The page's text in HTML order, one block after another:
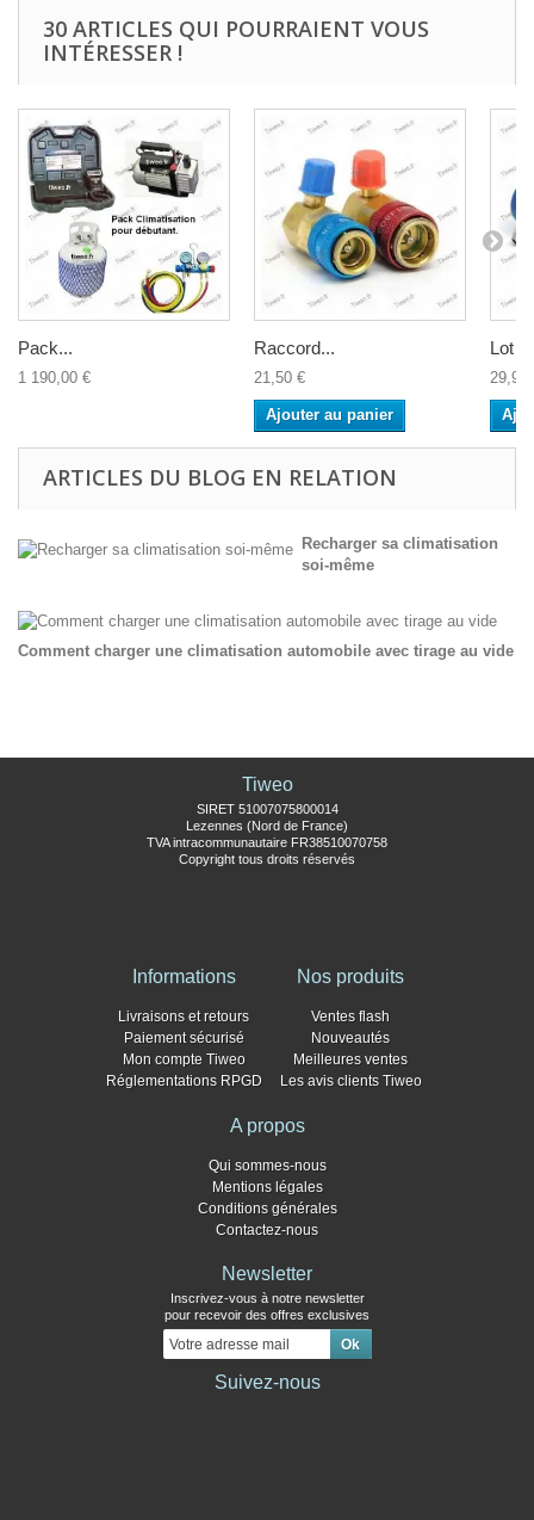
30 ARTICLES QUI POURRAIENT VOUS
INTÉRESSER !
Pack...
1 190,00 €
Raccord...
21,50 €
Ajouter au panier
Lot
29,90
ARTICLES DU BLOG EN RELATION
Recharger sa climatisation
soi-même
Comment charger une climatisation automobile avec tirage au vide
Tiweo
SIRET 51007075800014
Lezennes (Nord de France)
TVA intracommunautaire FR38510070758
Copyright tous droits réservés
Informations
Livraisons et retours
Paiement sécurisé
Mon compte Tiweo
Réglementations RPGD
Nos produits
Ventes flash
Nouveautés
Meilleures ventes
Les avis clients Tiweo
A propos
Qui sommes-nous
Mentions légales
Conditions générales
Contactez-nous
Newsletter
Inscrivez-vous à notre newsletter
pour recevoir des offres exclusives
Suivez-nous